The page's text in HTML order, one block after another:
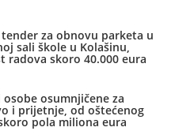
tender za obnovu parketa u
sali škole u Kolašinu,
radova skoro 40.000 eura
osobe osumnjičene za
i prijetnje, od oštećenog
pola miliona eura